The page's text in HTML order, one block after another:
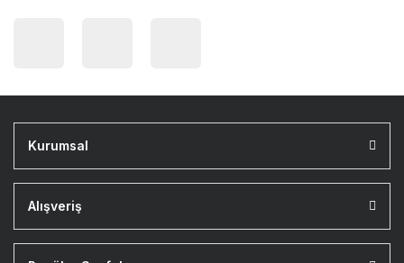
Kurumsal
Alışveriş